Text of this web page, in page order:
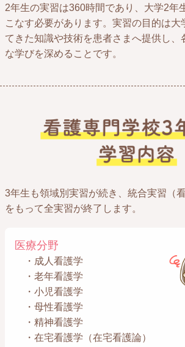
2年生の実習は360時間であり、大学2年
こなす必要があります。実習の目的は大
てきた知識や技術を患者さまへ提供し、
な学びを深めることです。
3年生も領域別実習が続き、統合実習（
をもって全実習が終了します。
医療分野
・成人看護学
・老年看護学
・小児看護学
・母性看護学
・精神看護学
・在宅看護学（在宅看護論）